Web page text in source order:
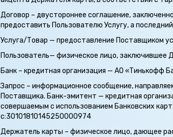
Договор – двустороннее соглашение,
предоставить Пользователю Услугу, а
Услуга/Товар — предоставление Поставщиком
Пользователь— физическое лицо, заключившее
Банк – кредитная организация — АО
Запрос – информационное сообщение,
Поставщика. Банк-эмитент — кредитная
совершаемым с использованием Банковских
с:30101810145250000974
Держатель карты – физическое лицо, дающее